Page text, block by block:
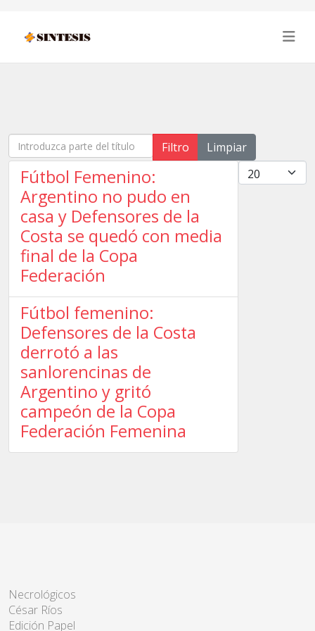
Introduzca parte del título Filtro
Limpiar
Cantidad
Fútbol Femenino:
Argentino no pudo en
casa y Defensores de la
Costa se quedó con media
final de la Copa
Federación
Fútbol femenino:
Defensores de la Costa
derrotó a las
sanlorencinas de
Argentino y gritó
campeón de la Copa
Federación Femenina
Necrológicos
César Ríos
Edición Papel